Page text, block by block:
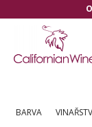
to nejlepší z
BARVA